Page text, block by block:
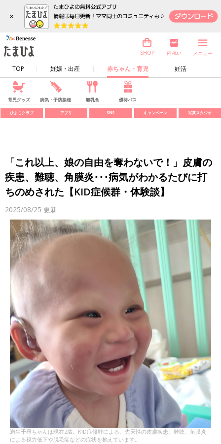
×
TOP 妊娠・出産 赤ちゃん・育児 妊活
SHOP 内祝い メニュー
育児グッズ 病気・予防接種 離乳食 優待パス
ひよこクラブ アプリ SNS キャンペーン 写真スタジオ
「これ以上、娘の自由を奪わないで！」皮膚の
疾患、難聴、角膜炎･･･病気がわかるたびに打
ちのめされた【KID症候群・体験談】
2025/08/25 更新
満生千尋ちゃんは現在2歳。KID症候群による、先天性の皮膚疾患、難聴、角膜炎
による視力低下や脱毛症などの症状を抱えています。